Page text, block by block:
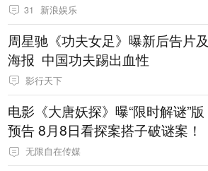
31 新浪娱乐
周星驰《功夫女足》曝新后告片及
海报 中国功夫踢出血性
影行天下
电影《大唐妖探》曝“限时解谜”版
预告 8月8日看探案搭子破谜案！
无限自在传媒